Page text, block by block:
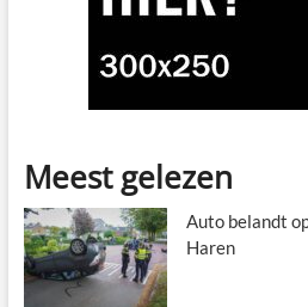
Meest gelezen
Auto belandt
Haren